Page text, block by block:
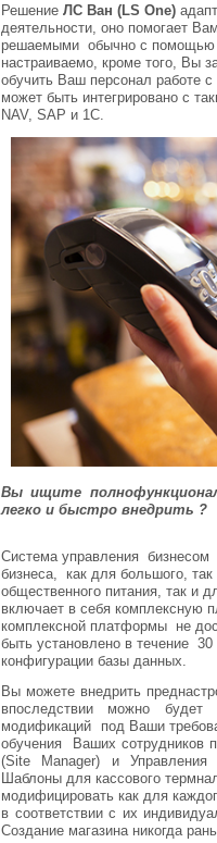
Решение ЛС Ван (LS One)
деятельности, оно помогает
решаемыми обычно с помощью
настраиваемо, кроме того, Вы
обучить Ваш персонал работе
может быть интегрировано с
NAV, SAP и 1С.
Вы ищите
легко и быстро внедрить ?
Система управления бизнесом
бизнеса, как для большого,
общественного питания, так и
включает в себя комплексную
комплексной платформы не
быть установлено в течение
конфигурации базы данных.
Вы можете внедрить
впоследствии можно
модификаций под Ваши
обучения Ваших сотрудников
(Site Manager) и Управления
Шаблоны для кассового
модифицировать как для
в соответствии с их
Создание магазина никогда